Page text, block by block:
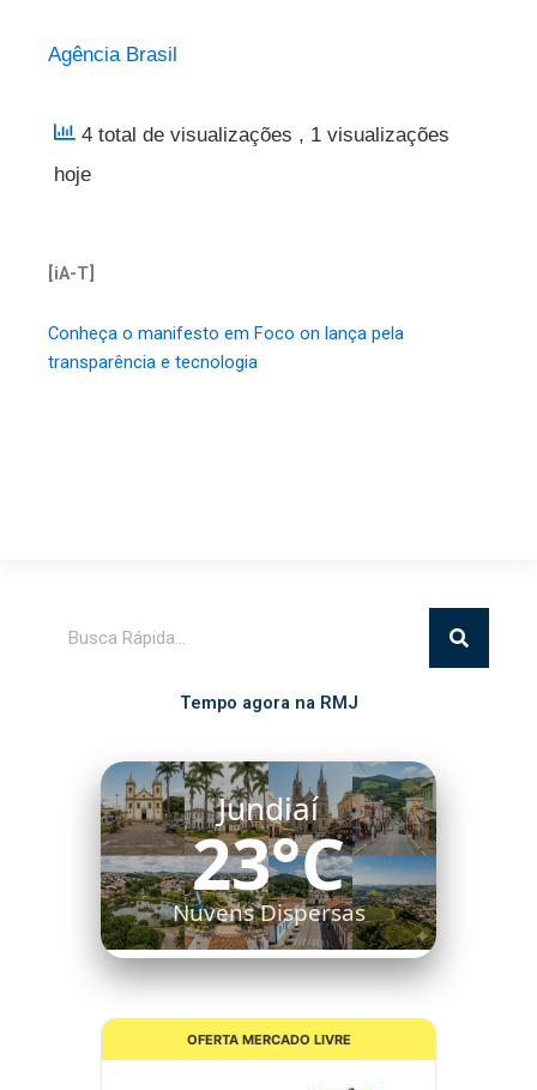
Agência Brasil
4 total de visualizações , 1 visualizações
hoje
[iA-T]
Conheça o manifesto em Foco on lança pela
transparência e tecnologia
Tempo agora na RMJ
Jundiaí
23°C
Nuvens Dispersas
OFERTA MERCADO LIVRE